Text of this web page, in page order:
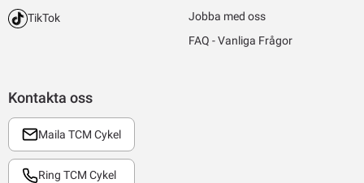
Kontakta oss
Maila TCM Cykel
Ring TCM Cykel
TikTok
Jobba med oss
FAQ - Vanliga Frågor